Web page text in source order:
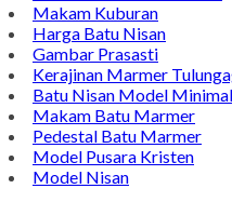
Makam Kuburan
Harga Batu Nisan
Gambar Prasasti
Kerajinan Marmer
Batu Nisan Model
Makam Batu Marmer
Pedestal Batu Marmer
Model Pusara Kristen
Model Nisan